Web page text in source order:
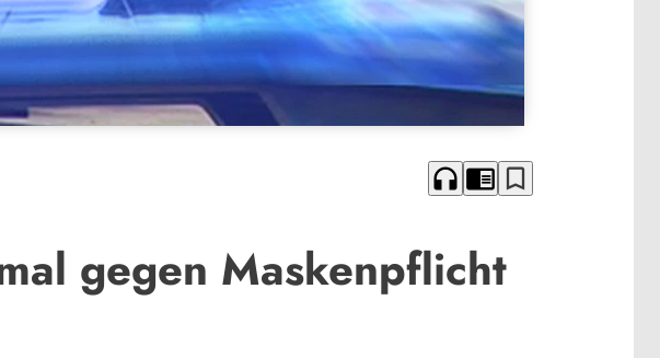
headphones chrome_reader_mode bookmark_border
gegen Maskenpflicht